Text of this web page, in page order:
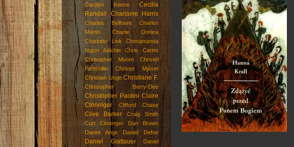
Carolyn Keene
Cecilia
Randall
Charlaine Harris
Charles Belfoure
Charles
Martin
Charlie Donlea
Charlotte Link
Chimamanda
Ngozi Adichie
Chris Carter
Chrisopher Moore
Christel
Petitcollin
Christer Mjåset
Christian Unge Christiane F.
Christopher Berry-Dee
Christopher Paolini Claire
Cloninger
Clifford Chase
Clive Barker
Craig Smith
Curt Cloninger
Dan Brown
Daniel Ange
Daniel Defoe
Daniel Glattauer
Daniel